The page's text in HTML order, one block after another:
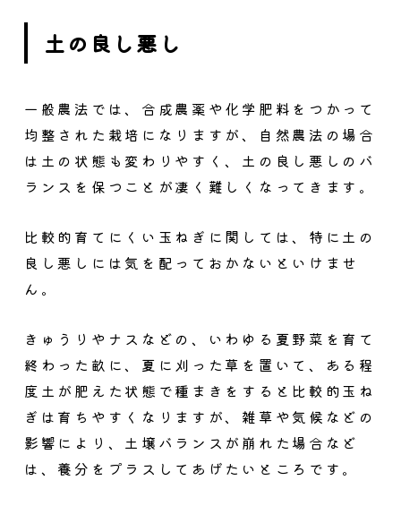
土の良し悪し
一般農法では、合成農薬や化学肥料をつかって
均整された栽培になりますが、自然農法の場合
は土の状態も変わりやすく、土の良し悪しのバ
ランスを保つことが凄く難しくなってきます。
比較的育てにくい玉ねぎに関しては、 特に土の
良し悪しには気を配っておかないといけませ
ん。
きゅうりやナスなどの、いわゆる夏野菜を育て
終わった畝に、夏に刈った草を置いて、ある程
度土が肥えた状態で種まきをすると比較的玉ね
ぎは育ちやすくなりますが、雑草や気候などの
影響により、土壌バランスが崩れた場合など
は、養分をプラスしてあげたいところです。